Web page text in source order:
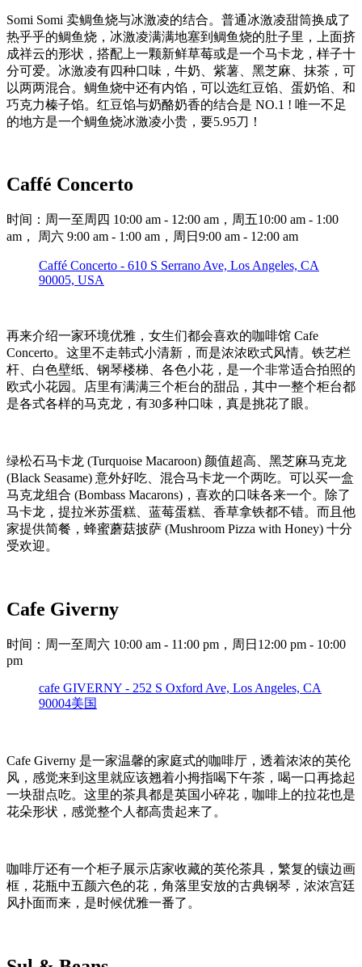
Somi Somi 卖鲷鱼烧与冰激凌的结合。普通冰激凌甜筒换成了
热乎乎的鲷鱼烧，冰激凌满满地塞到鲷鱼烧的肚子里，上面挤
成祥云的形状，搭配上一颗新鲜草莓或是一个马卡龙，样子十
分可爱。冰激凌有四种口味，牛奶、紫薯、黑芝麻、抹茶，可
以两两混合。鲷鱼烧中还有内馅，可以选红豆馅、蛋奶馅、和
巧克力榛子馅。红豆馅与奶酪奶香的结合是 NO.1 ! 唯一不足
的地方是一个鲷鱼烧冰激凌小贵，要5.95刀！
Caffé Concerto
时间：周一至周四 10:00 am - 12:00 am，周五10:00 am - 1:00
am， 周六 9:00 am - 1:00 am，周日9:00 am - 12:00 am
Caffé Concerto - 610 S Serrano Ave, Los Angeles, CA
90005, USA
再来介绍一家环境优雅，女生们都会喜欢的咖啡馆 Cafe
Concerto。这里不走韩式小清新，而是浓浓欧式风情。铁艺栏
杆、白色壁纸、钢琴楼梯、各色小花，是一个非常适合拍照的
欧式小花园。店里有满满三个柜台的甜品，其中一整个柜台都
是各式各样的马克龙，有30多种口味，真是挑花了眼。
绿松石马卡龙 (Turquoise Macaroon) 颜值超高、黑芝麻马克龙
(Black Seasame) 意外好吃、混合马卡龙一个两吃。可以买一盒
马克龙组合 (Bombass Macarons)，喜欢的口味各来一个。除了
马卡龙，提拉米苏蛋糕、蓝莓蛋糕、香草拿铁都不错。而且他
家提供简餐，蜂蜜蘑菇披萨 (Mushroom Pizza with Honey) 十分
受欢迎。
Cafe Giverny
时间：周一至周六 10:00 am - 11:00 pm，周日12:00 pm - 10:00
pm
cafe GIVERNY - 252 S Oxford Ave, Los Angeles, CA
90004美国
Cafe Giverny 是一家温馨的家庭式的咖啡厅，透着浓浓的英伦
风，感觉来到这里就应该翘着小拇指喝下午茶，喝一口再捻起
一块甜点吃。这里的茶具都是英国小碎花，咖啡上的拉花也是
花朵形状，感觉整个人都高贵起来了。
咖啡厅还有一个柜子展示店家收藏的英伦茶具，繁复的镶边画
框，花瓶中五颜六色的花，角落里安放的古典钢琴，浓浓宫廷
风扑面而来，是时候优雅一番了。